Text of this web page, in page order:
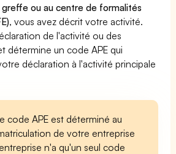
greffe ou au centre de formalités
, vous avez décrit votre activité.
de l'activité ou des
détermine un code APE qui
déclaration à l'activité principale
code APE est déterminé au
de votre entreprise
n'a qu'un seul code